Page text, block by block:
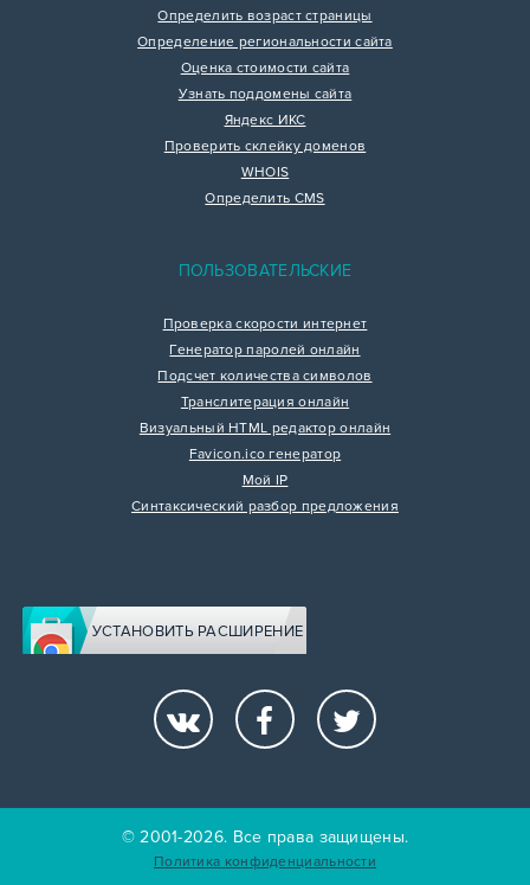
Определить возраст страницы
Определение региональности сайта
Оценка стоимости сайта
Узнать поддомены сайта
Яндекс ИКС
Проверить склейку доменов
WHOIS
Определить CMS
ПОЛЬЗОВАТЕЛЬСКИЕ
Проверка скорости интернет
Генератор паролей онлайн
Подсчет количества символов
Транслитерация онлайн
Визуальный HTML редактор онлайн
Favicon.ico генератор
Мой IP
Синтаксический разбор предложения
УСТАНОВИТЬ РАСШИРЕНИЕ
© 2001-2026. Все права защищены.
Политика конфиденциальности